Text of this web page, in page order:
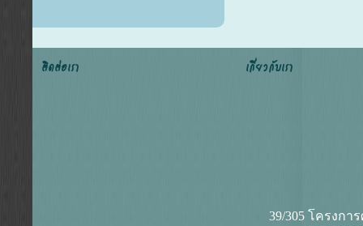
ติดต่อเรา เกี่ยวกับเรา
39/305 โครงก